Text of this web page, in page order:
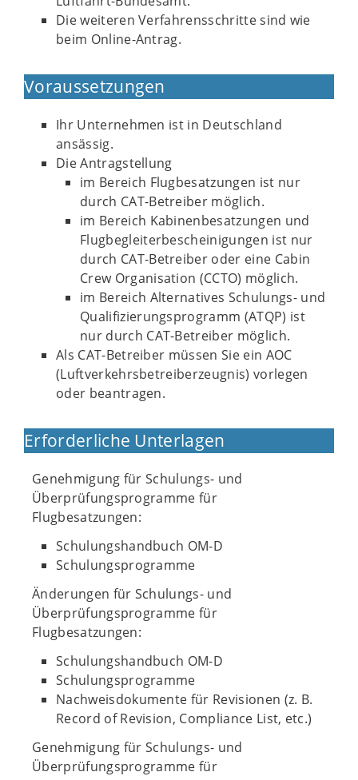
Die weiteren Verfahrensschritte sind wie
beim Online-Antrag.
Voraussetzungen
Ihr Unternehmen ist in Deutschland
ansässig.
Die Antragstellung
im Bereich Flugbesatzungen ist nur
durch CAT-Betreiber möglich.
im Bereich Kabinenbesatzungen und
Flugbegleiterbescheinigungen ist nur
durch CAT-Betreiber oder eine Cabin
Crew Organisation (CCTO) möglich.
im Bereich Alternatives Schulungs- und
Qualifizierungsprogramm (ATQP) ist
nur durch CAT-Betreiber möglich.
Als CAT-Betreiber müssen Sie ein AOC
(Luftverkehrsbetreiberzeugnis) vorlegen
oder beantragen.
Erforderliche Unterlagen
Genehmigung für Schulungs- und
Überprüfungsprogramme für
Flugbesatzungen:
Schulungshandbuch OM-D
Schulungsprogramme
Änderungen für Schulungs- und
Überprüfungsprogramme für
Flugbesatzungen:
Schulungshandbuch OM-D
Schulungsprogramme
Nachweisdokumente für Revisionen (z. B.
Record of Revision, Compliance List, etc.)
Genehmigung für Schulungs- und
Überprüfungsprogramme für